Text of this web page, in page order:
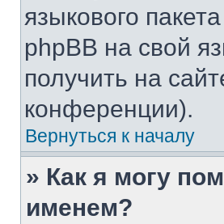
языкового
phpBB на свой
получить на
конференции).
Вернуться к началу
» Как я могу
именем?